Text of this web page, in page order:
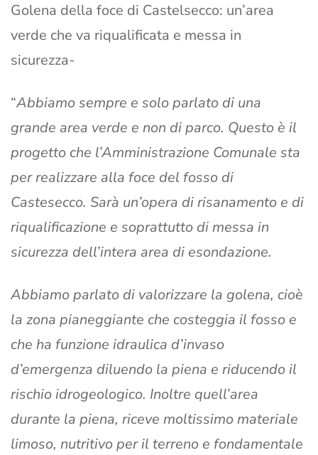
Golena della foce di Castelsecco: un’area
verde che va riqualificata e messa in
sicurezza-
“Abbiamo sempre e solo parlato di una
grande area verde e non di parco. Questo è il
progetto che l’Amministrazione Comunale sta
per realizzare alla foce del fosso di
Castesecco. Sarà un’opera di risanamento e di
riqualificazione e soprattutto di messa in
sicurezza dell’intera area di esondazione.
Abbiamo parlato di valorizzare la golena, cioè
la zona pianeggiante che costeggia il fosso e
che ha funzione idraulica d’invaso
d’emergenza diluendo la piena e riducendo il
rischio idrogeologico. Inoltre quell’area
durante la piena, riceve moltissimo materiale
limoso, nutritivo per il terreno e fondamentale